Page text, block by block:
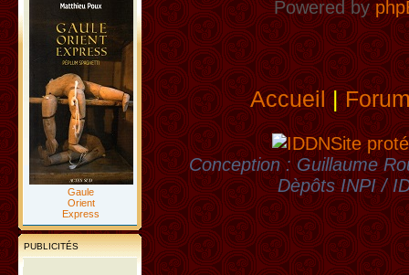
Gaule
Orient
Express
PUBLICITÉS
Powered by
Accueil|
Site
Conception : Guillaume
Dèpôts INPI /